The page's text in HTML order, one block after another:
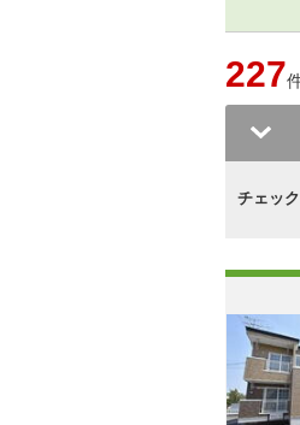
227
チェッ